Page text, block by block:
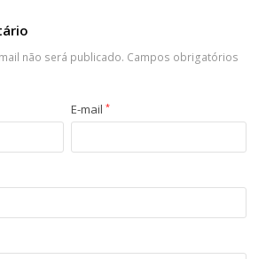
não será publicado. Campos obrigatórios
E-mail*